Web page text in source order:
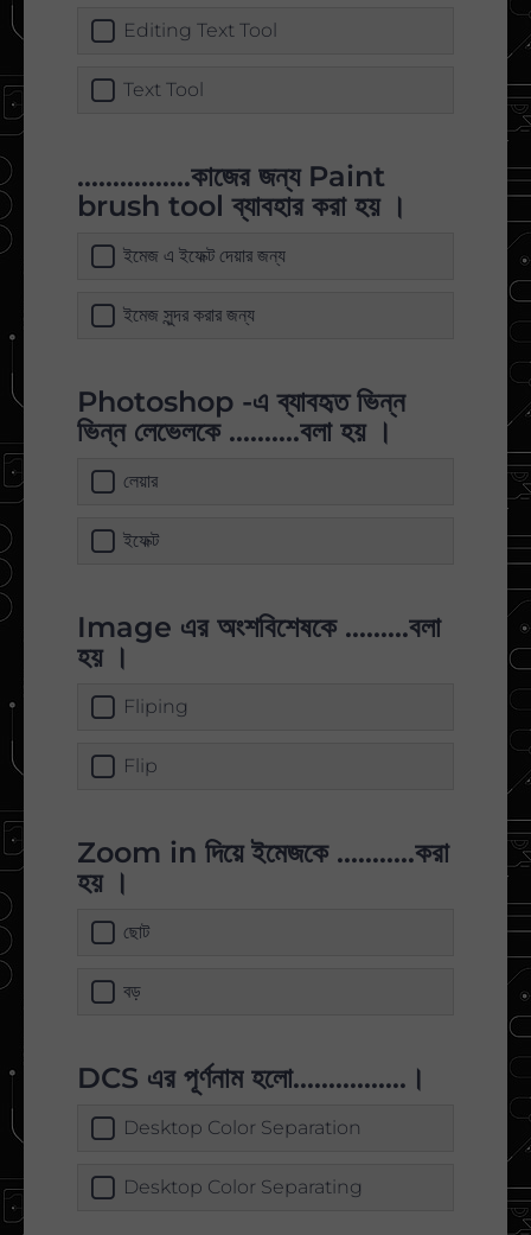
Editing Text Tool
Text Tool
................কাজের জন্য Paint
brush tool ব্যাবহার করা হয় ।
ইমেজ এ ইফেক্ট দেয়ার জন্য
ইমেজ সুন্দর করার জন্য
Photoshop -এ ব্যাবহৃত ভিন্ন
ভিন্ন লেভেলকে ..........বলা হয় ।
লেয়ার
ইফেক্ট
Image এর অংশবিশেষকে .........বলা
হয় ।
Fliping
Flip
Zoom in দিয়ে ইমেজকে ...........করা
হয় ।
ছোট
বড়
DCS এর পূর্ণনাম হলো................।
Desktop Color Separation
Desktop Color Separating